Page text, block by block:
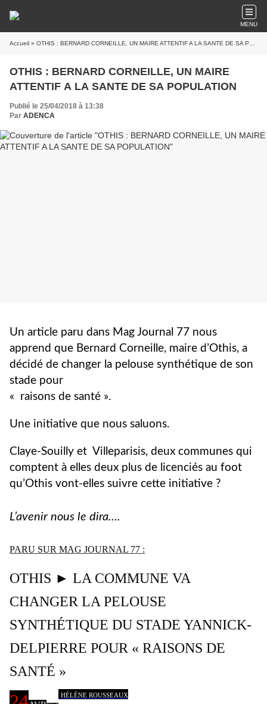
MENU
Accueil » OTHIS : BERNARD CORNEILLE, UN MAIRE ATTENTIF A LA SANTE DE SA POPULATION
OTHIS : BERNARD CORNEILLE, UN MAIRE
ATTENTIF A LA SANTE DE SA POPULATION
Publié le 25/04/2018 à 13:38
Par ADENCA
Un article paru dans Mag Journal 77 nous
apprend que Bernard Corneille, maire d’Othis, a
décidé de changer la pelouse synthétique de son
stade pour
« raisons de santé ».
Une initiative que nous saluons.
Claye-Souilly et Villeparisis, deux communes qui
comptent à elles deux plus de licenciés au foot
qu’Othis vont-elles suivre cette initiative ?
L’avenir nous le dira….
PARU SUR MAG JOURNAL 77 :
OTHIS ► LA COMMUNE VA
CHANGER LA PELOUSE
SYNTHÉTIQUE DU STADE YANNICK-
DELPIERRE POUR « RAISONS DE
SANTÉ »
HÉLÈNE ROUSSEAUX